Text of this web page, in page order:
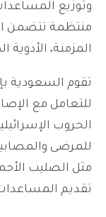
وتوزيع
منتظمة تتضمن
المزمنة،
تقوم السعودية
للتعامل مع
الحروب
للمرضى
مثل الصليب
تقديم